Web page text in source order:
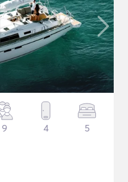
9 4 5